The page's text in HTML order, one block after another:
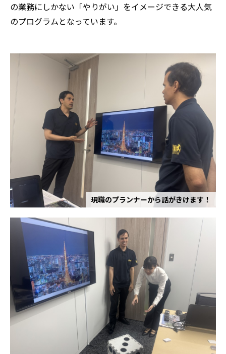
の業務にしかない「やりがい」をイメージできる大人気
のプログラムとなっています。
現職のプランナーから話がきけます！